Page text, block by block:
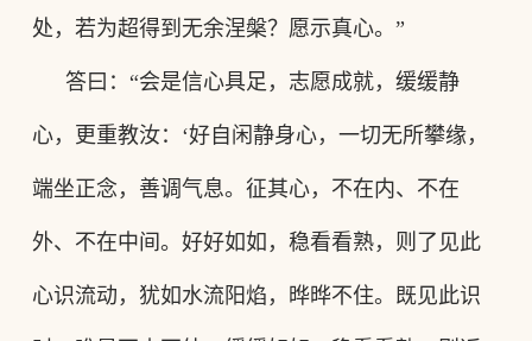
处，若为超得到无余涅槃？愿示真心。”
答曰 ： “会是信心具足，志愿成就，缓缓静
心，更重教汝： ‘好自闲静身心，一切无所攀缘，
端坐正念，善调气息。征其心，不在内、不在
外、不在中间。好好如如，稳看看熟，则了见此
心识流动，犹如水流阳焰，晔晔不住。既见此识